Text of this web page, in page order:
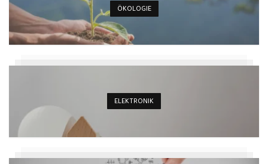
ÖKOLOGIE
ELEKTRONIK